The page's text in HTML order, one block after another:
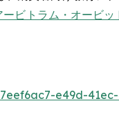
ービトラム・オービ
e49d-41ec-